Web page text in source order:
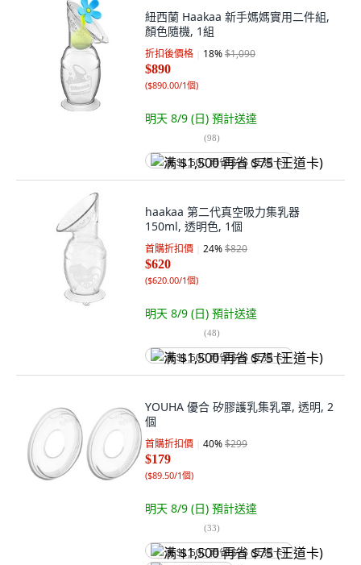
紐西蘭 Haakaa 新手媽媽實用二件組,
顏色隨機, 1組
折扣後價格 18%$1,090
$890
($890.00/1個)
明天 8/9 (日) 預計送達
(98)
满 $1,500 再省 $75 (王道卡)
haakaa 第二代真空吸力集乳器
150ml, 透明色, 1個
首購折扣價 24%$820
$620
($620.00/1個)
明天 8/9 (日) 預計送達
(48)
满 $1,500 再省 $75 (王道卡)
YOUHA 優合 矽膠護乳集乳罩, 透明, 2
個
首購折扣價 40%$299
$179
($89.50/1個)
明天 8/9 (日) 預計送達
(33)
满 $1,500 再省 $75 (王道卡)